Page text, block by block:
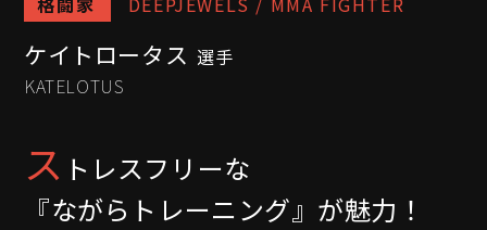
ケイトロータス 選手
KATELOTUS
ス トレスフリーな
『ながらトレーニング』が魅力！